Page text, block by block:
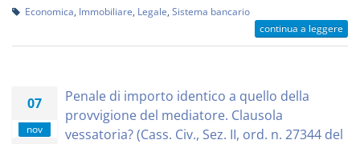
Economica Immobiliare Legale Sistema bancario
continua a leggere
07
nov
Penale di importo identico a quello della
provvigione del mediatore. Clausola
vessatoria? (Cass. Civ., Sez. II, ord. n. 27344 del